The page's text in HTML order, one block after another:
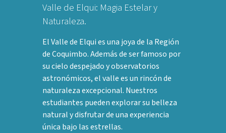
Valle de Elqui: Magia Estelar y
Naturaleza.
El Valle de Elqui es una joya de la Región
de Coquimbo. Además de ser famoso por
su cielo despejado y observatorios
astronómicos, el valle es un rincón de
naturaleza excepcional. Nuestros
estudiantes pueden explorar su belleza
natural y disfrutar de una experiencia
única bajo las estrellas.